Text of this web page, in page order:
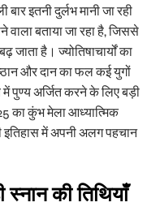
बार इतनी दुर्लभ मानी जा रही
वाला बताया जा रहा है, जिससे
है। ज्योतिषाचार्यों का
और दान का फल कई युगों
पुण्य अर्जित करने के लिए बड़ी
का कुंभ मेला आध्यात्मिक
में अपनी अलग पहचान
स्नान की तिथियाँ